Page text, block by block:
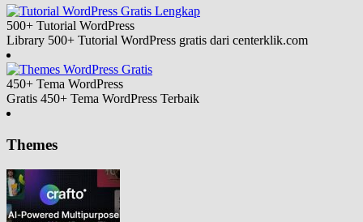
500+ Tutorial WordPress
Library 500+ Tutorial WordPress gratis dari centerklik.com
450+ Tema WordPress
Gratis 450+ Tema WordPress Terbaik
Themes